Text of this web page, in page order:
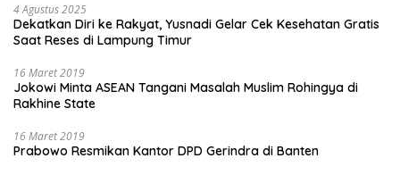
4 Agustus 2025
Dekatkan Diri ke Rakyat, Yusnadi Gelar Cek Kesehatan Gratis
Saat Reses di Lampung Timur
16 Maret 2019
Jokowi Minta ASEAN Tangani Masalah Muslim Rohingya di
Rakhine State
16 Maret 2019
Prabowo Resmikan Kantor DPD Gerindra di Banten